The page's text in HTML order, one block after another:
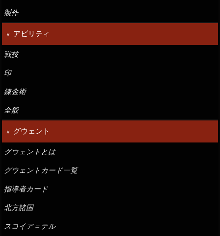
製作
アビリティ
戦技
印
錬金術
全般
グウェント
グウェントとは
グウェントカード一覧
指導者カード
北方諸国
スコイア＝テル